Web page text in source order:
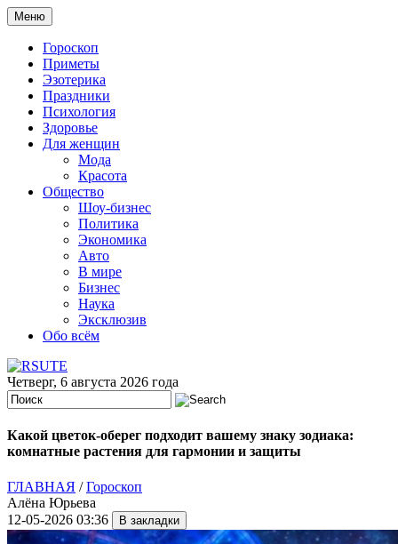
Меню
Гороскоп
Приметы
Эзотерика
Праздники
Психология
Здоровье
Для женщин
Мода
Красота
Общество
Шоу-бизнес
Политика
Экономика
Авто
В мире
Бизнес
Наука
Эксклюзив
Обо всём
Четверг, 6 августа 2026 года
Какой цветок-оберег подходит вашему знаку зодиака:
комнатные растения для гармонии и защиты
ГЛАВНАЯ /Гороскоп
Алёна Юрьева
12-05-2026 03:36